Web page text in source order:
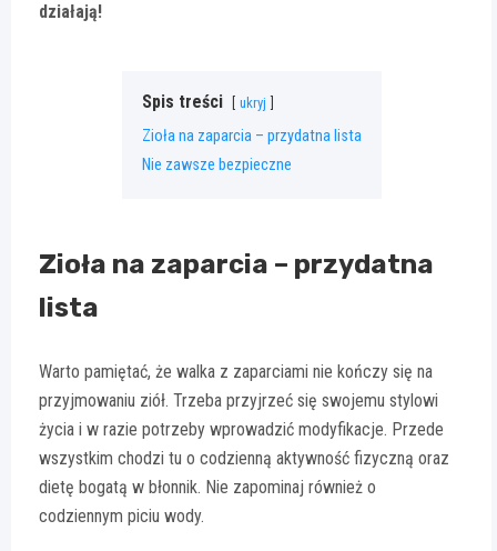
działają!
Spis treści ukryj
Zioła na zaparcia – przydatna lista
Nie zawsze bezpieczne
Zioła na zaparcia – przydatna
lista
Warto pamiętać, że walka z zaparciami nie kończy się na
przyjmowaniu ziół. Trzeba przyjrzeć się swojemu stylowi
życia i w razie potrzeby wprowadzić modyfikacje. Przede
wszystkim chodzi tu o codzienną aktywność fizyczną oraz
dietę bogatą w błonnik. Nie zapominaj również o
codziennym piciu wody.